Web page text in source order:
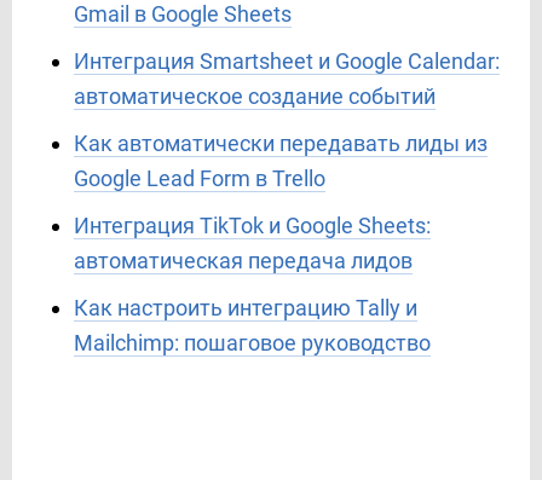
Gmail в Google Sheets
Интеграция Smartsheet и Google Calendar:
автоматическое создание событий
Как автоматически передавать лиды из
Google Lead Form в Trello
Интеграция TikTok и Google Sheets:
автоматическая передача лидов
Как настроить интеграцию Tally и
Mailchimp: пошаговое руководство